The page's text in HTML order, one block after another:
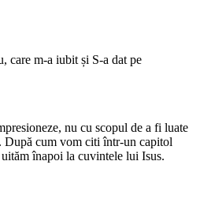
care m-a iubit și S-a dat pe
nu cu scopul de a fi luate
După cum vom citi într-un capitol
înapoi la cuvintele lui Isus.